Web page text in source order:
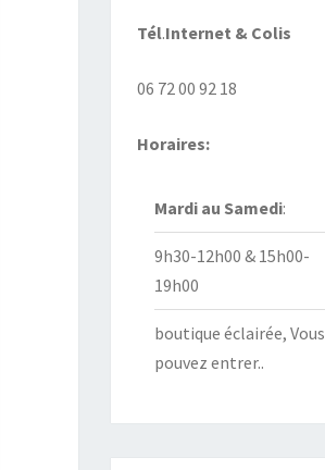
Tél.Internet & Colis
06 72 00 92 18
Horaires:
Mardi au Samedi:
9h30-12h00 & 15h00-
19h00
boutique éclairée, Vous
pouvez entrer..